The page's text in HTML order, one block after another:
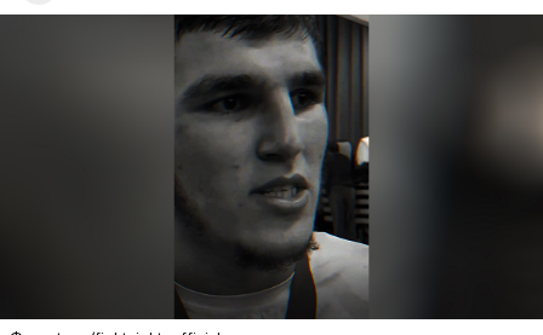
Вечером 31 января Мутаев возвращался домой с
тренировки. Во дворе жилого дома на улице
Гапцахской в Махачкале на бойца напал
России Александр Бастрыкин.